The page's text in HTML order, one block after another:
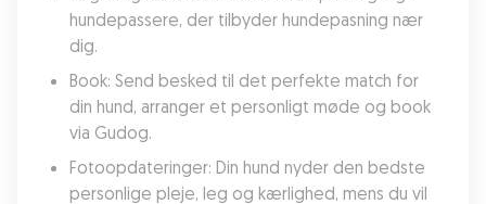
hundepassere, der tilbyder hundepasning nær
dig.
Book: Send besked til det perfekte match for
din hund, arranger et personligt møde og book
via Gudog.
Fotoopdateringer: Din hund nyder den bedste
personlige pleje, leg og kærlighed, mens du vil